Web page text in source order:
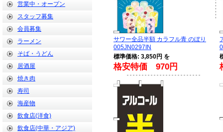
営業中・オープン
スタッフ募集
会員募集
ラーメン
そば・うどん
居酒屋
焼き肉
寿司
海産物
飲食店(洋食)
飲食店(中華・アジア)
サワー全品半額 カラフル青 のぼり
005JN0297IN
標準価格: 3,850円 を
格安特価 970円